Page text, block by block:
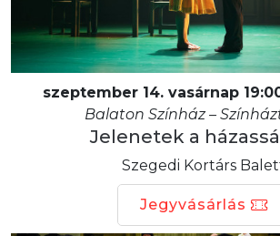
szeptember 14. vasárnap
Balaton Színház –
Jelenetek a
Szegedi Kortárs
Jegyvásárlás